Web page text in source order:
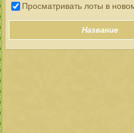
Просматривать лоты в
Название